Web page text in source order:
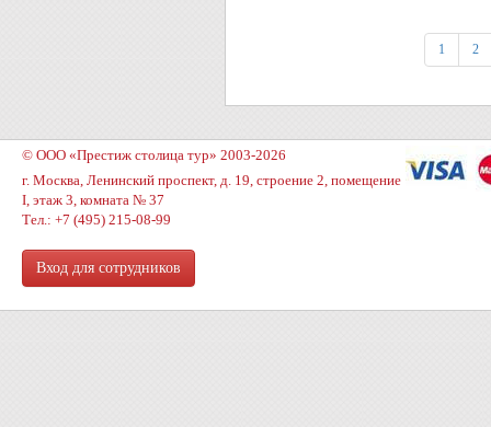
1 2
© ООО «Престиж столица тур» 2003-2026
г. Москва, Ленинский проспект, д. 19, строение 2, помещение
I, этаж 3, комната № 37
Тел.: +7 (495) 215-08-99
Вход для сотрудников